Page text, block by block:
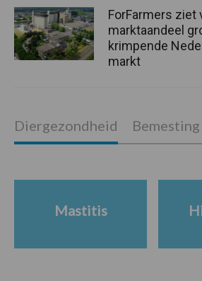
ForFarmers ziet
marktaandeel
krimpende
markt
Diergezondheid Bemesting
Mastitis